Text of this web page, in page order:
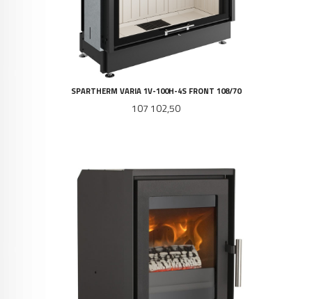
SPARTHERM VARIA 1V-100H-4S FRONT 108/70
Pris
107 102,50